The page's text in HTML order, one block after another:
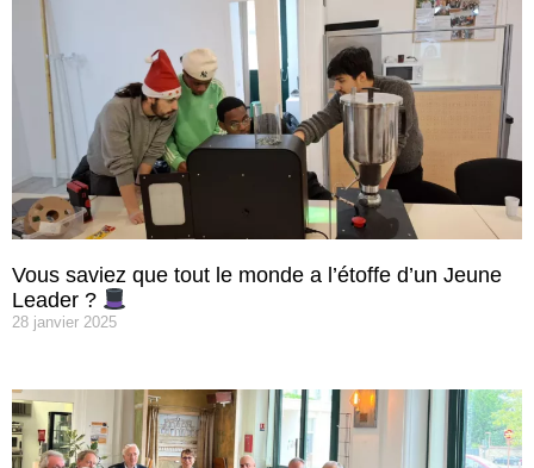
Vous saviez que tout le monde a l’étoffe d’un Jeune
Leader ?
28 janvier 2025